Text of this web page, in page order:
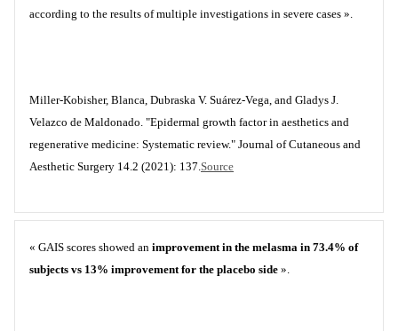
according to the results of multiple investigations in severe cases ».
Miller-Kobisher, Blanca, Dubraska V. Suárez-Vega, and Gladys J.
Velazco de Maldonado. "Epidermal growth factor in aesthetics and
regenerative medicine: Systematic review." Journal of Cutaneous and
Aesthetic Surgery 14.2 (2021): 137.Source
« GAIS scores showed an improvement in the melasma in 73.4% of
subjects vs 13% improvement for the placebo side ».